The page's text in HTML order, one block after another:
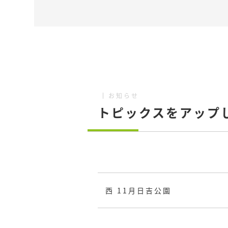
お知らせ
トピックスをアップ
西 11月日吉公園